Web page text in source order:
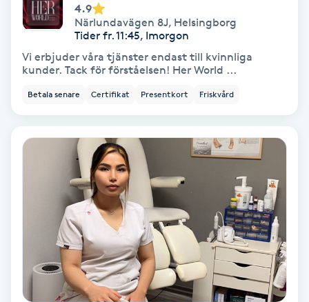
Regndroppsmassage
Restorative Yoga
Rosenmetoden
Ryggmassage
4.9
Närlundavägen 8J, Helsingborg
Tider fr. 11:45, Imorgon
Vi erbjuder våra tjänster endast till kvinnliga
kunder. Tack för förståelsen! Her World ...
Betala senare Certifikat Presentkort Friskvård